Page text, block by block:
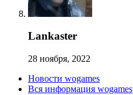
Lankaster
28 ноября, 2022
Новости wogames
Вся информация wogames